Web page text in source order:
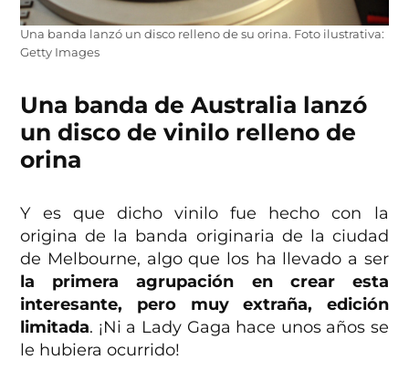
Una banda lanzó un disco relleno de su orina. Foto ilustrativa:
Getty Images
Una banda de Australia lanzó
un disco de vinilo relleno de
orina
Y es que dicho vinilo fue hecho con la
origina de la banda originaria de la ciudad
de Melbourne, algo que los ha llevado a ser
la primera agrupación en crear esta
interesante, pero muy extraña, edición
limitada. ¡Ni a Lady Gaga hace unos años se
le hubiera ocurrido!